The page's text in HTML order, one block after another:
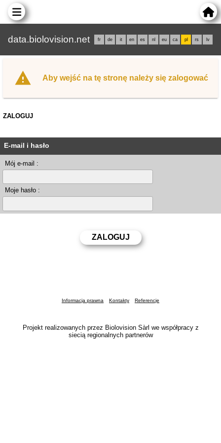
data.biolovision.net fr de it en es nl eu ca pl rs lv
Aby wejść na tę stronę należy się zalogować
ZALOGUJ
E-mail i hasło
Mój e-mail :
Moje hasło :
Informacja prawna Kontakty Referencje
Projekt realizowanych przez Biolovision Sàrl we współpracy z
siecią regionalnych partnerów